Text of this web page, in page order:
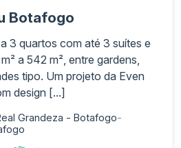
Botafogo
3 quartos com até 3 suítes e
a 542 m², entre gardens,
tipo. Um projeto da Even
design [...]
Grandeza - Botafogo-